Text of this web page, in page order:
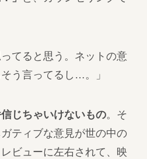
てると思う。ネットの意
う言ってるし…。」
じちゃいけないもの。そ
ティブな意見が世の中の
ビューに左右されて、映